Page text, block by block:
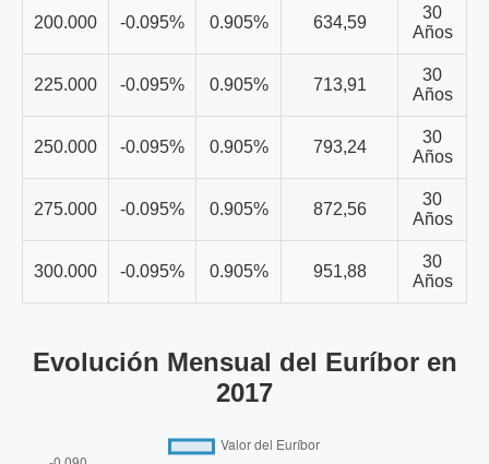
200.000 -0.095% 0.905% 634,59
30
Años
225.000 -0.095% 0.905% 713,91
30
Años
250.000 -0.095% 0.905% 793,24
30
Años
275.000 -0.095% 0.905% 872,56
30
Años
300.000 -0.095% 0.905% 951,88
30
Años
Evolución Mensual del Euríbor en
2017